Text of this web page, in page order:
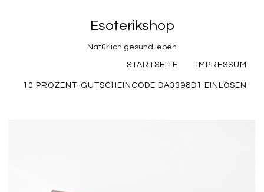
Esoterikshop
Natürlich gesund leben
STARTSEITE IMPRESSUM
10 PROZENT-GUTSCHEINCODE DA3398D1 EINLÖSEN